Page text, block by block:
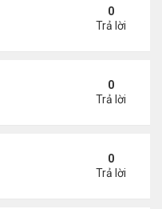
viễn vọng James Webb
0
Trả lời
phát' cách đây 500 năm
0
Trả lời
tốt cho người cao huyết
0
Trả lời